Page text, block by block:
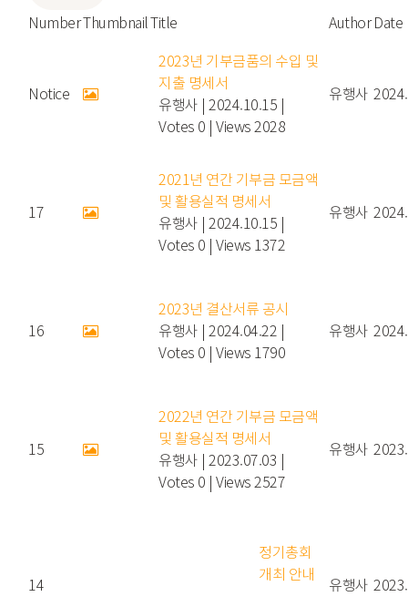
NumberThumbnailTitle Author Date
Notice
2023년 기부금품의 수입 및
지출 명세서
유행사 | 2024.10.15 |
Votes 0 | Views 2028
유행사
17
2021년 연간 기부금 모금액
및 활용실적 명세서
유행사 | 2024.10.15 |
Votes 0 | Views 1372
유행사
16
2023년 결산서류 공시
유행사 | 2024.04.22 |
Votes 0 | Views 1790
유행사
15
2022년 연간 기부금 모금액
및 활용실적 명세서
유행사 | 2023.07.03 |
Votes 0 | Views 2527
유행사
14
정기총회
개최 안내
유행사